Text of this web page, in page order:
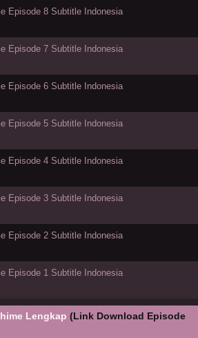
Episode 8 Subtitle Indonesia
Episode 7 Subtitle Indonesia
Episode 6 Subtitle Indonesia
Episode 5 Subtitle Indonesia
Episode 4 Subtitle Indonesia
Episode 3 Subtitle Indonesia
Episode 2 Subtitle Indonesia
Episode 1 Subtitle Indonesia
Lengkap (Link Download Episode